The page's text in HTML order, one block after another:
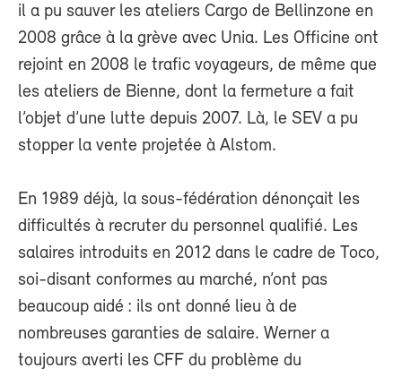
il a pu sauver les ateliers Cargo de Bellinzone en
2008 grâce à la grève avec Unia. Les Officine ont
rejoint en 2008 le trafic voyageurs, de même que
les ateliers de Bienne, dont la fermeture a fait
l’objet d’une lutte depuis 2007. Là, le SEV a pu
stopper la vente projetée à Alstom.
En 1989 déjà, la sous-fédération dénonçait les
difficultés à recruter du personnel qualifié. Les
salaires introduits en 2012 dans le cadre de Toco,
soi-disant conformes au marché, n’ont pas
beaucoup aidé : ils ont donné lieu à de
nombreuses garanties de salaire. Werner a
toujours averti les CFF du problème du